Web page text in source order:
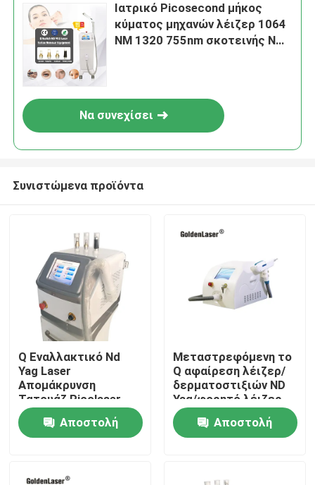
Σπίτι
Προϊόντα
Βίντεο
Ιατρικό Picosecond μήκος
κύματος μηχανών λέιζερ 1064
NM 1320 755nm σκοτεινής NM
Να συνεχίσει
Συνιστώμενα προϊόντα
Q Εναλλακτικό Nd
Yag Laser
Απομάκρυνση
Τατουάζ Picolaser
1064nm 532nm
Αποστολή
Μεταστρεφόμενη το
Q αφαίρεση λέιζερ/
δερματοστιξιών ND
Yag/φορητό λέιζερ
ND Yag διακοπτών
του Q
Αποστολή